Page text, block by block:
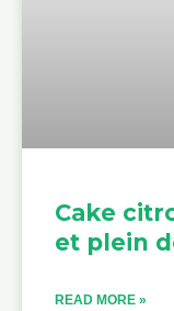
Cake
et plein
READ MORE »